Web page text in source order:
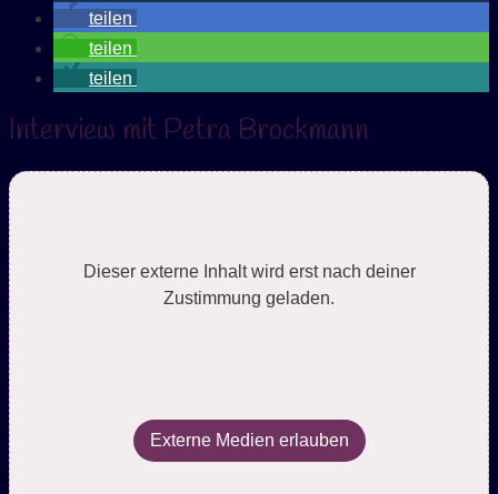
teilen
teilen
teilen
Interview mit Petra Brockmann
Dieser externe Inhalt wird erst nach deiner
Zustimmung geladen.
Externe Medien erlauben